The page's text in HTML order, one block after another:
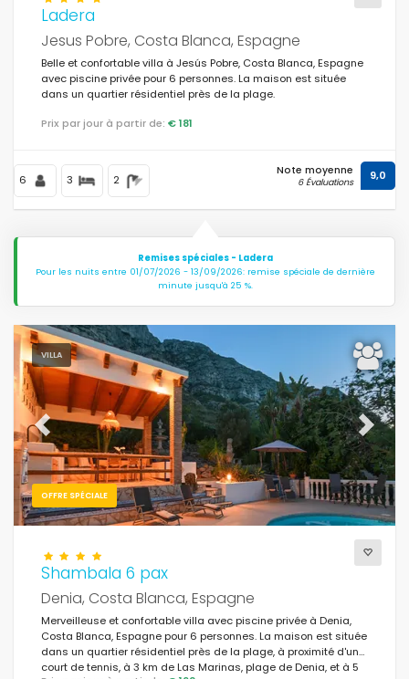
Ladera
Jesus Pobre, Costa Blanca, Espagne
Belle et confortable villa à Jesús Pobre, Costa Blanca, Espagne
avec piscine privée pour 6 personnes. La maison est située
dans un quartier résidentiel près de la plage.
Prix par jour à partir de: € 181
6 3 2
Note moyenne
6 Évaluations 9,0
Remises spéciales - Ladera
Pour les nuits entre 01/07/2026 - 13/09/2026: remise spéciale de dernière
minute jusqu'à 25 %.
VILLA
OFFRE SPÉCIALE
Previous Next
Shambala 6 pax
Denia, Costa Blanca, Espagne
Merveilleuse et confortable villa avec piscine privée à Denia,
Costa Blanca, Espagne pour 6 personnes. La maison est située
dans un quartier résidentiel près de la plage, à proximité d'un
court de tennis, à 3 km de Las Marinas, plage de Denia, et à 5